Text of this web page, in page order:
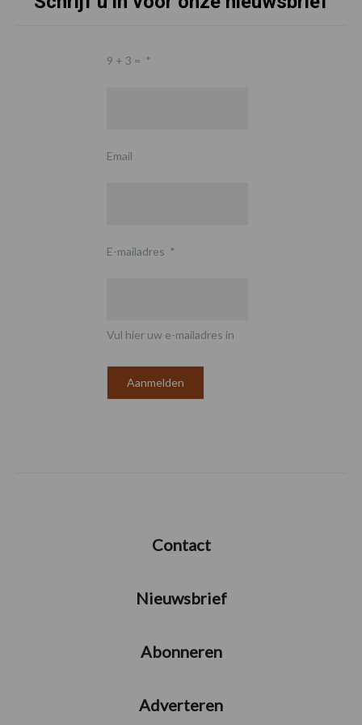
9 + 3 = *
Email
E-mailadres *
Vul hier uw e-mailadres in
Contact
Nieuwsbrief
Abonneren
Adverteren